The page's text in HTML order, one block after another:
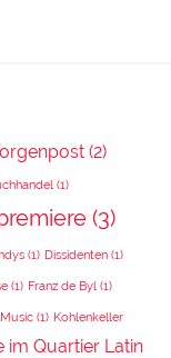
(2)
(1)
(3)
(1) Dissidenten (1)
(1) Franz de Byl (1)
(1) Kohlenkeller
im Quartier Latin